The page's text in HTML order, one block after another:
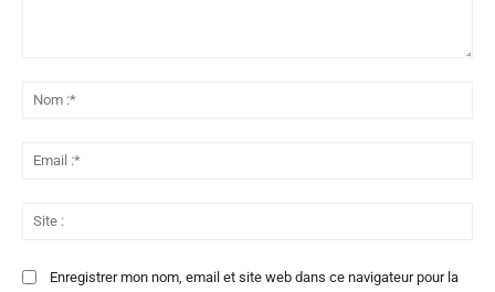
Enregistrer mon nom, email et site web dans ce navigateur pour la